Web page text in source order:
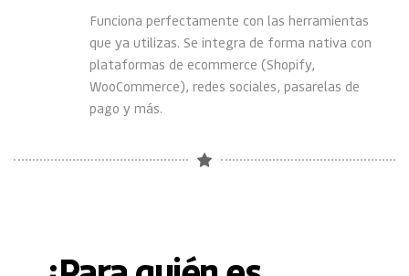
Funciona perfectamente con las herramientas
que ya utilizas. Se integra de forma nativa con
plataformas de ecommerce (Shopify,
WooCommerce), redes sociales, pasarelas de
pago y más.